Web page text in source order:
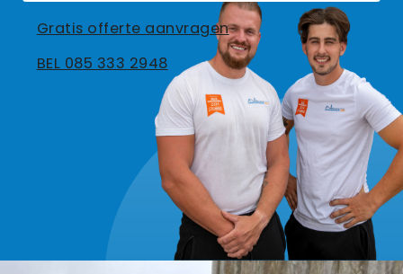
Gratis offerte aanvragen
BEL 085 333 2948